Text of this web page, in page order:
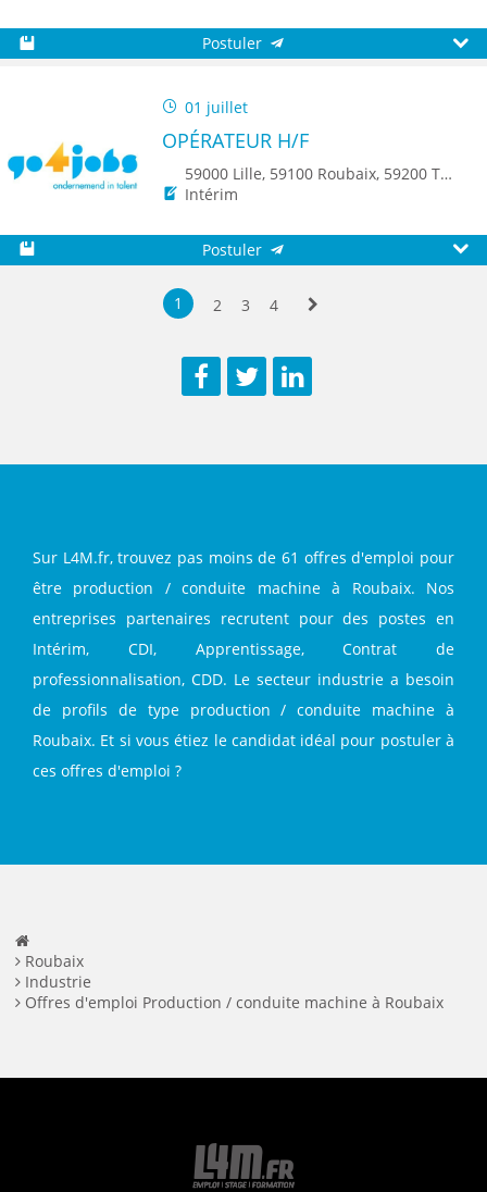
Sur L4M.fr, trouvez pas moins de 61 offres d'emploi pour
être production / conduite machine à Roubaix. Nos
entreprises partenaires recrutent pour des postes en
Intérim, CDI, Apprentissage, Contrat de
professionnalisation, CDD. Le secteur industrie a besoin
de profils de type production / conduite machine à
Roubaix. Et si vous étiez le candidat idéal pour postuler à
ces offres d'emploi ?
Postuler
01 juillet
OPÉRATEUR H/F
59000 Lille, 59100 Roubaix, 59200 Tourcoing, 59140 Dunkerque, 59650 Villeneuve d'Ascq, 59500 Douai, 59150 Wattrelos, 59370 Mons-en-Baroeul, 59250 Halluin, 59290 Wasquehal, 59270 Bailleul, 59223 Roncq, 59390 Toufflers, 8500 Kortrijk
Intérim
Postuler
1 2 3 4
Roubaix
Industrie
Offres d'emploi Production / conduite machine à Roubaix